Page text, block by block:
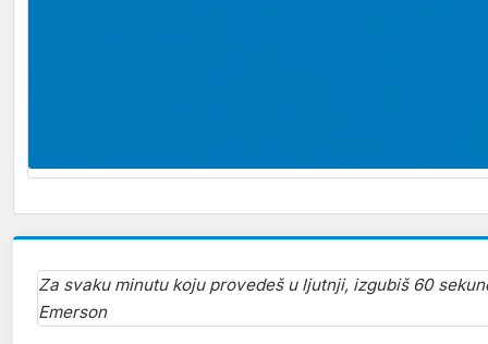
Za svaku minutu koju provedeš u ljutnji, izgubiš 60
Emerson